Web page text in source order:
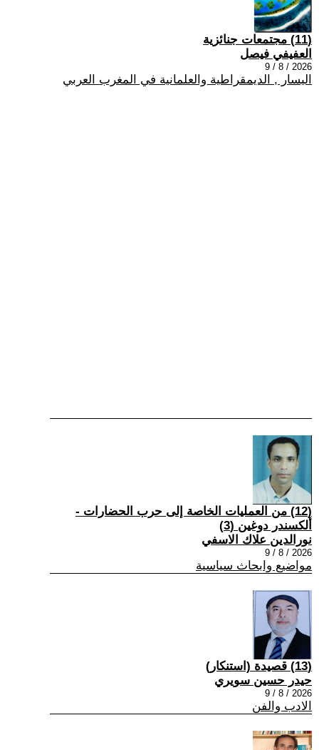
(11) مجتمعات جنائزية
العفيفي فيصل
2026 / 8 / 9
اليسار , الديمقراطية والعلمانية في المغرب العربي
(12) من العمليات الخاصة إلى حرب الحضارات -
ألكسندر دوغين (3)
نورالدين علاك الاسفي
2026 / 8 / 9
مواضيع وابحاث سياسية
(13) قصيدة (استنكار)
حيدر حسين سويري
2026 / 8 / 9
الادب والفن